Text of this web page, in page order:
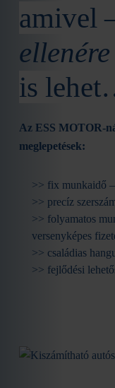
amivel
ellenére
is
Az ESS MOTOR-
meglepetések:
>> fix munkaidő
>> precíz
>> folyamatos
versenyképes
>> családias
>> fejlődési